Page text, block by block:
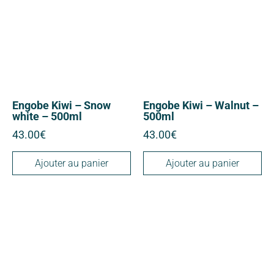
Engobe Kiwi – Snow
white – 500ml
43.00€
Ajouter au panier
Engobe Kiwi – Walnut –
500ml
43.00€
Ajouter au panier